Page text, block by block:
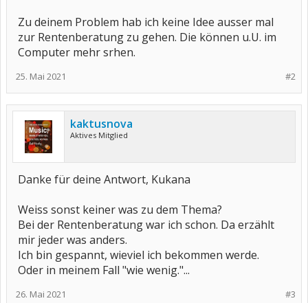
Zu deinem Problem hab ich keine Idee ausser mal
zur Rentenberatung zu gehen. Die können u.U. im
Computer mehr srhen.
#2
25. Mai 2021
kaktusnova
Aktives Mitglied
Danke für deine Antwort, Kukana
Weiss sonst keiner was zu dem Thema?
Bei der Rentenberatung war ich schon. Da erzählt
mir jeder was anders.
Ich bin gespannt, wieviel ich bekommen werde.
Oder in meinem Fall "wie wenig."...
#3
26. Mai 2021